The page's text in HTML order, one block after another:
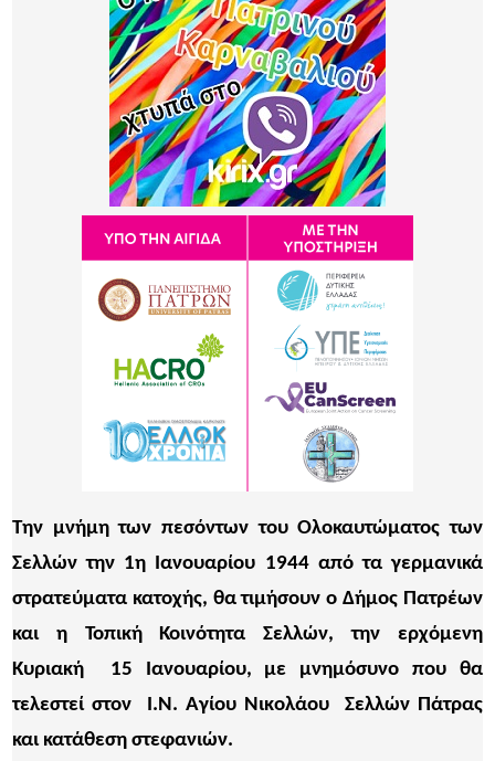
Την μνήμη των πεσόντων του Ολοκαυτώματος των
Σελλών την 1η Ιανουαρίου 1944 από τα γερμανικά
στρατεύματα κατοχής, θα τιμήσουν ο Δήμος Πατρέων
και η Τοπική Κοινότητα Σελλών, την ερχόμενη
Κυριακή 15 Ιανουαρίου, με μνημόσυνο που θα
τελεστεί στον Ι.Ν. Αγίου Νικολάου Σελλών Πάτρας
και κατάθεση στεφανιών.